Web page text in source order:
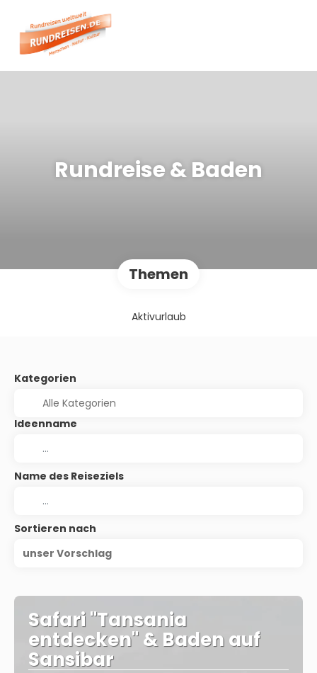
Rundreise & Baden
Themen
Aktivurlaub
Kategorien
Ideenname
Name des Reiseziels
Sortieren nach
unser Vorschlag
Safari "Tansania
entdecken" & Baden auf
Sansibar